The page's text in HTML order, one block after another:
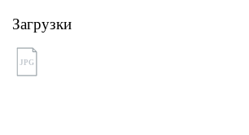
Загрузки
JPG